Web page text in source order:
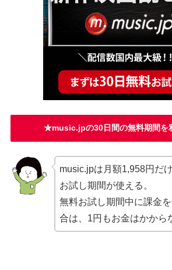
★music.jpの30日間の無料期間を
music.jpは月額1,958円だ
お試し期間が使える。
無料お試し期間中に課金
合は、1円もお金はかから